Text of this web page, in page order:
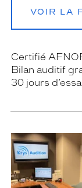
VOIR LA
Certifié
Bilan auditif
30 jours